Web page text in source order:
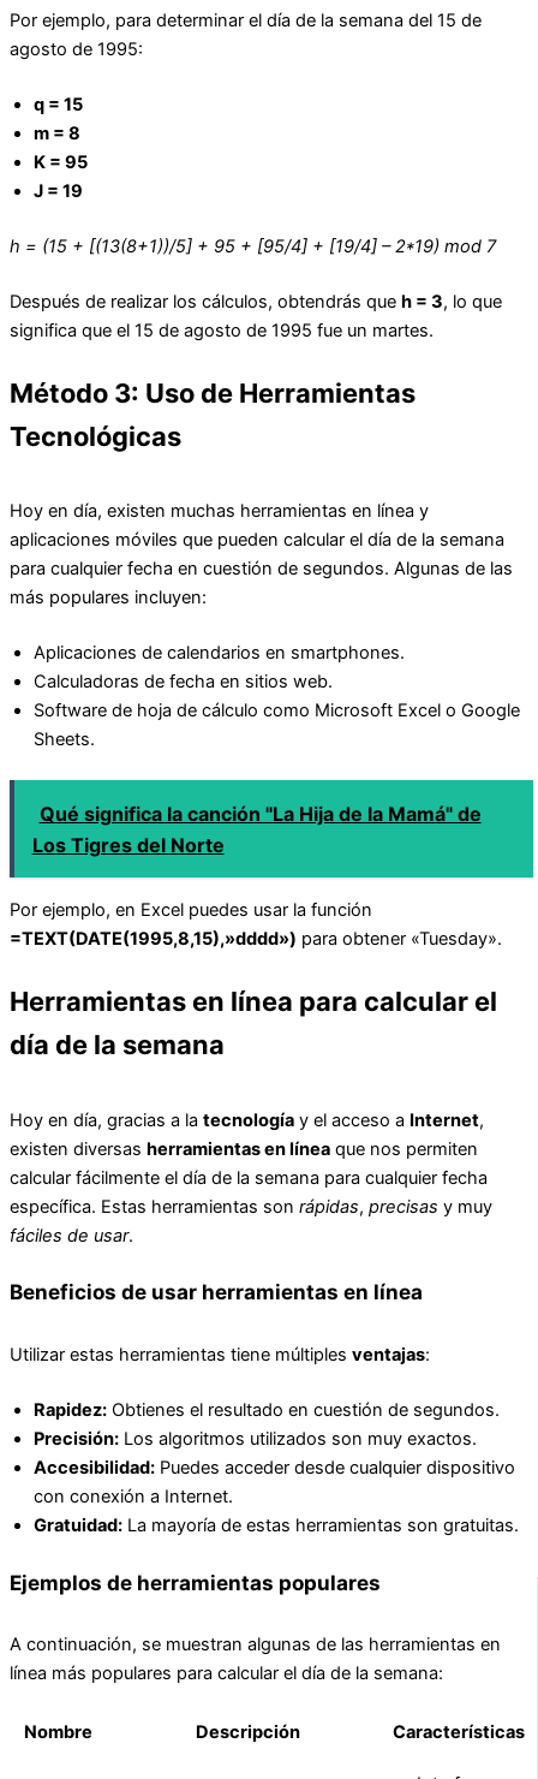
Por ejemplo, para determinar el día de la semana del 15 de
agosto de 1995:
q = 15
m = 8
K = 95
J = 19
h = (15 + [(13(8+1))/5] + 95 + [95/4] + [19/4] – 2*19) mod 7
Después de realizar los cálculos, obtendrás que h = 3, lo que
significa que el 15 de agosto de 1995 fue un martes.
Método 3: Uso de Herramientas
Tecnológicas
Hoy en día, existen muchas herramientas en línea y
aplicaciones móviles que pueden calcular el día de la semana
para cualquier fecha en cuestión de segundos. Algunas de las
más populares incluyen:
Aplicaciones de calendarios en smartphones.
Calculadoras de fecha en sitios web.
Software de hoja de cálculo como Microsoft Excel o Google
Sheets.
Qué significa la canción "La Hija de la Mamá" de
Los Tigres del Norte
Por ejemplo, en Excel puedes usar la función
=TEXT(DATE(1995,8,15),»dddd») para obtener «Tuesday».
Herramientas en línea para calcular el
día de la semana
Hoy en día, gracias a la tecnología y el acceso a Internet,
existen diversas herramientas en línea que nos permiten
calcular fácilmente el día de la semana para cualquier fecha
específica. Estas herramientas son rápidas, precisas y muy
fáciles de usar.
Beneficios de usar herramientas en línea
Utilizar estas herramientas tiene múltiples ventajas:
Rapidez: Obtienes el resultado en cuestión de segundos.
Precisión: Los algoritmos utilizados son muy exactos.
Accesibilidad: Puedes acceder desde cualquier dispositivo
con conexión a Internet.
Gratuidad: La mayoría de estas herramientas son gratuitas.
Ejemplos de herramientas populares
A continuación, se muestran algunas de las herramientas en
línea más populares para calcular el día de la semana:
Nombre Descripción Características